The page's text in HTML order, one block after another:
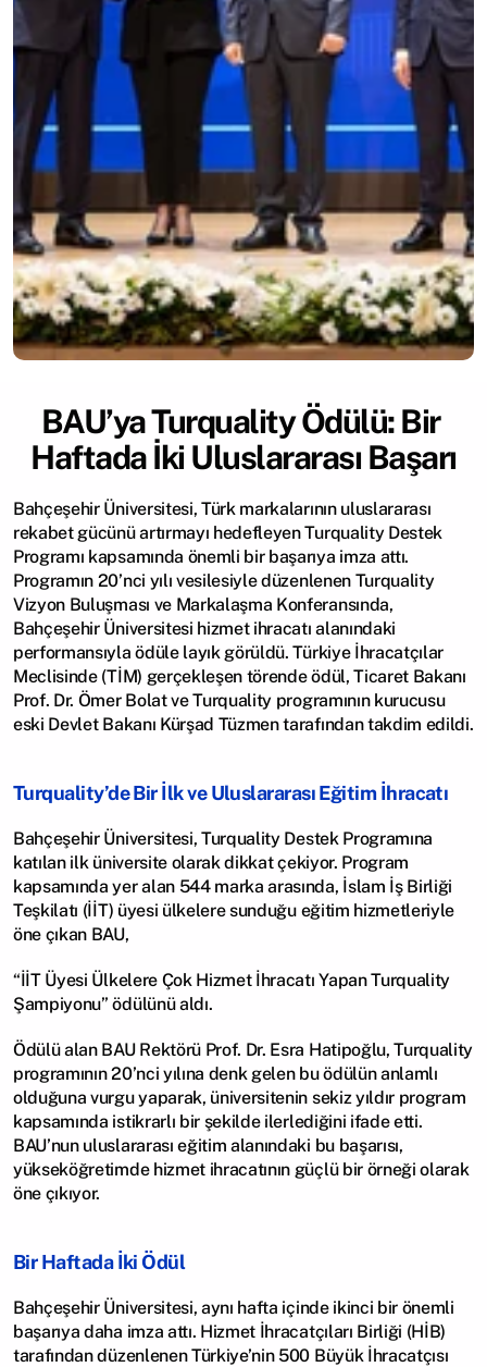
BAU’ya Turquality Ödülü: Bir
Haftada İki Uluslararası Başarı
Bahçeşehir Üniversitesi, Türk markalarının uluslararası
rekabet gücünü artırmayı hedefleyen Turquality Destek
Programı kapsamında önemli bir başarıya imza attı.
Programın 20’nci yılı vesilesiyle düzenlenen Turquality
Vizyon Buluşması ve Markalaşma Konferansında,
Bahçeşehir Üniversitesi hizmet ihracatı alanındaki
performansıyla ödüle layık görüldü. Türkiye İhracatçılar
Meclisinde (TİM) gerçekleşen törende ödül, Ticaret Bakanı
Prof. Dr. Ömer Bolat ve Turquality programının kurucusu
eski Devlet Bakanı Kürşad Tüzmen tarafından takdim edildi.
Turquality’de Bir İlk ve Uluslararası Eğitim İhracatı
Bahçeşehir Üniversitesi, Turquality Destek Programına
katılan ilk üniversite olarak dikkat çekiyor. Program
kapsamında yer alan 544 marka arasında, İslam İş Birliği
Teşkilatı (İİT) üyesi ülkelere sunduğu eğitim hizmetleriyle
öne çıkan BAU,
“İİT Üyesi Ülkelere Çok Hizmet İhracatı Yapan Turquality
Şampiyonu” ödülünü aldı.
Ödülü alan BAU Rektörü Prof. Dr. Esra Hatipoğlu, Turquality
programının 20’nci yılına denk gelen bu ödülün anlamlı
olduğuna vurgu yaparak, üniversitenin sekiz yıldır program
kapsamında istikrarlı bir şekilde ilerlediğini ifade etti.
BAU’nun uluslararası eğitim alanındaki bu başarısı,
yükseköğretimde hizmet ihracatının güçlü bir örneği olarak
öne çıkıyor.
Bir Haftada İki Ödül
Bahçeşehir Üniversitesi, aynı hafta içinde ikinci bir önemli
başarıya daha imza attı. Hizmet İhracatçıları Birliği (HİB)
tarafından düzenlenen Türkiye’nin 500 Büyük İhracatçısı